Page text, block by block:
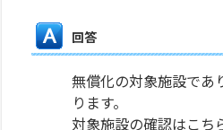
回答
無償化の対象施設であ
ります。
対象施設の確認はこち